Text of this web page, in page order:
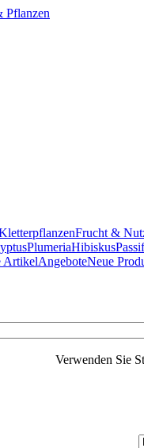
Frucht &
PlumeriaHibiskus
ArtikelAngeboteNeue
Verwenden Sie